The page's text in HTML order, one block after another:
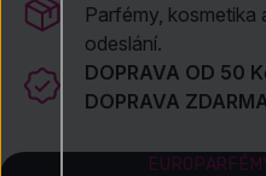
Parfémy, kosmetika
odeslání.
DOPRAVA OD 50
DOPRAVA